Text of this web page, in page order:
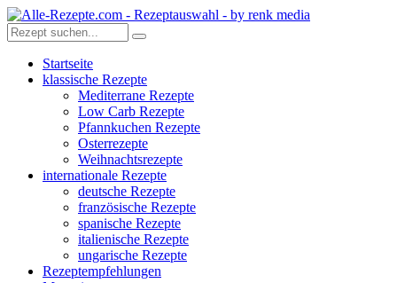
Startseite
klassische Rezepte
Mediterrane Rezepte
Low Carb Rezepte
Pfannkuchen Rezepte
Osterrezepte
Weihnachtsrezepte
internationale Rezepte
deutsche Rezepte
französische Rezepte
spanische Rezepte
italienische Rezepte
ungarische Rezepte
Rezeptempfehlungen